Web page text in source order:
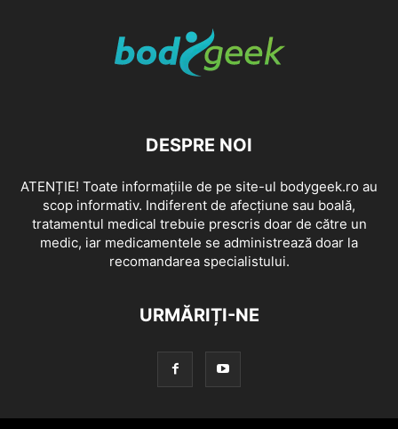
DESPRE NOI
ATENȚIE! Toate informațiile de pe site-ul bodygeek.ro au
scop informativ. Indiferent de afecțiune sau boală,
tratamentul medical trebuie prescris doar de către un
medic, iar medicamentele se administrează doar la
recomandarea specialistului.
URMĂRIȚI-NE